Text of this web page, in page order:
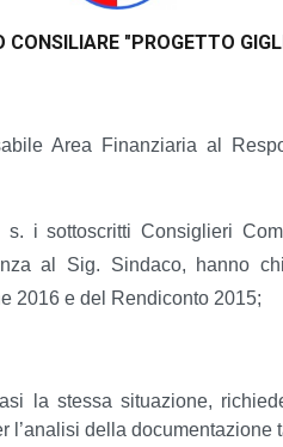
CONSILIARE "PROGETTO
Area Finanziaria al
i sottoscritti Consiglieri
al Sig. Sindaco, hanno
2016 e del Rendiconto 2015;
la stessa situazione,
l’analisi della documentazione